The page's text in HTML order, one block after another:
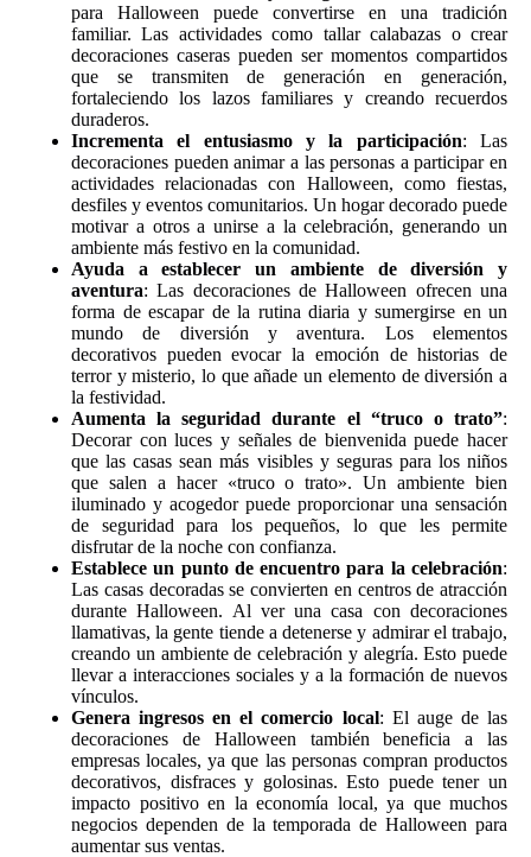
para Halloween puede convertirse en una tradición
familiar. Las actividades como tallar calabazas o crear
decoraciones caseras pueden ser momentos compartidos
que se transmiten de generación en generación,
fortaleciendo los lazos familiares y creando recuerdos
duraderos.
Incrementa el entusiasmo y la participación: Las
decoraciones pueden animar a las personas a participar en
actividades relacionadas con Halloween, como fiestas,
desfiles y eventos comunitarios. Un hogar decorado puede
motivar a otros a unirse a la celebración, generando un
ambiente más festivo en la comunidad.
Ayuda a establecer un ambiente de diversión y
aventura: Las decoraciones de Halloween ofrecen una
forma de escapar de la rutina diaria y sumergirse en un
mundo de diversión y aventura. Los elementos
decorativos pueden evocar la emoción de historias de
terror y misterio, lo que añade un elemento de diversión a
la festividad.
Aumenta la seguridad durante el “truco o trato”:
Decorar con luces y señales de bienvenida puede hacer
que las casas sean más visibles y seguras para los niños
que salen a hacer «truco o trato». Un ambiente bien
iluminado y acogedor puede proporcionar una sensación
de seguridad para los pequeños, lo que les permite
disfrutar de la noche con confianza.
Establece un punto de encuentro para la celebración:
Las casas decoradas se convierten en centros de atracción
durante Halloween. Al ver una casa con decoraciones
llamativas, la gente tiende a detenerse y admirar el trabajo,
creando un ambiente de celebración y alegría. Esto puede
llevar a interacciones sociales y a la formación de nuevos
vínculos.
Genera ingresos en el comercio local: El auge de las
decoraciones de Halloween también beneficia a las
empresas locales, ya que las personas compran productos
decorativos, disfraces y golosinas. Esto puede tener un
impacto positivo en la economía local, ya que muchos
negocios dependen de la temporada de Halloween para
aumentar sus ventas.